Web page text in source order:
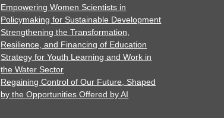
Empowering Women Scientists in
Policymaking for Sustainable Development
Strengthening the Transformation,
Resilience, and Financing of Education
Strategy for Youth Learning and Work in
the Water Sector
Regaining Control of Our Future, Shaped
by the Opportunities Offered by AI